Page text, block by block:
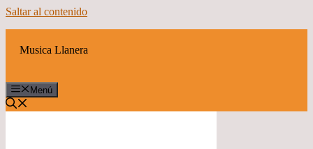
Saltar al contenido
Musica Llanera
Menú